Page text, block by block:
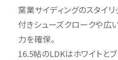
窯業サイディングのスタイ
付きシューズクロークや広
力を確保。
16.5帖のLDKはホワイトと